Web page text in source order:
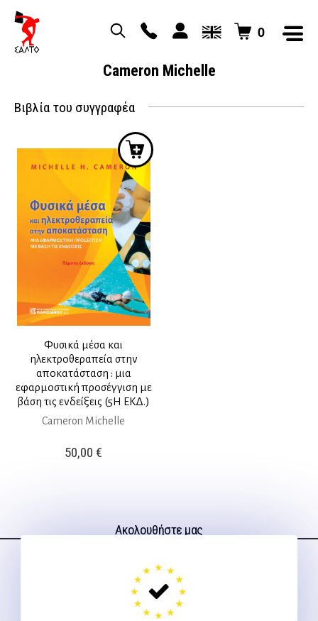
0
Cameron Michelle
Βιβλία του συγγραφέα
Φυσικά μέσα και
ηλεκτροθεραπεία στην
αποκατάσταση : μια
εφαρμοστική προσέγγιση με
βάση τις ενδείξεις (5Η ΕΚΔ.)
Cameron Michelle
50,00€
Ακολουθήστε μας